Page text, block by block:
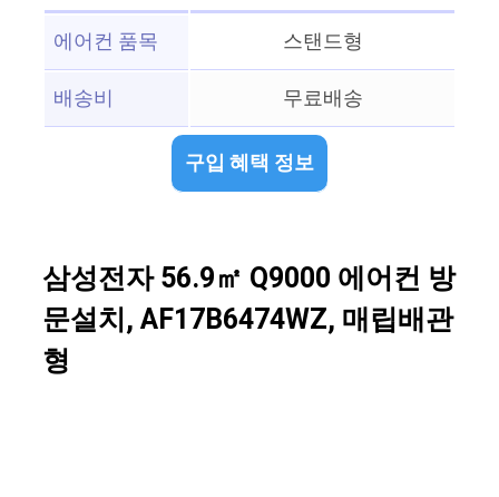
에어컨 품목
스탠드형
배송비
무료배송
구입 혜택 정보
삼성전자 56.9㎡ Q9000 에어컨 방
문설치, AF17B6474WZ, 매립배관
형